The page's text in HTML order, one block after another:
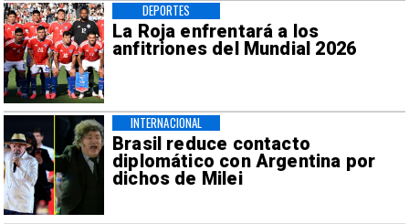
La Roja enfrentará a los
anfitriones del Mundial 2026
DEPORTES
Brasil reduce contacto
diplomático con Argentina por
dichos de Milei
INTERNACIONAL